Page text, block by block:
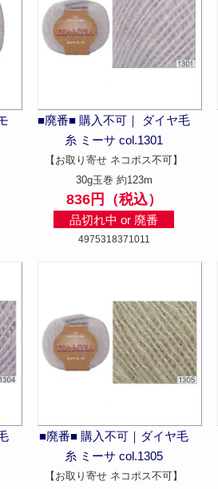
■廃番■ 購入不可｜ ダイヤ毛
糸 ミーサ col.1301
【お取り寄せ ネコポス不可】
30g玉巻 約123m
836円（税込）
品切れ中 or 廃番
4975318371011
■廃番■ 購入不可｜ダイヤ毛
糸 ミーサ col.1305
【お取り寄せ ネコポス不可】